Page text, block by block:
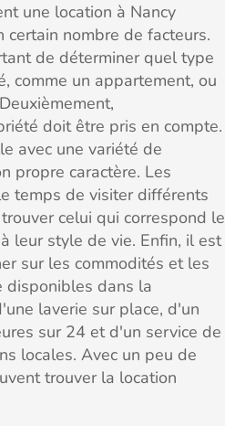
une location à Nancy
nombre de facteurs.
de déterminer quel type
comme un appartement, ou
doit être pris en compte.
avec une variété de
propre caractère. Les
temps de visiter différents
celui qui correspond le
leur style de vie. Enfin, il est
sur les commodités et les
disponibles dans la
laverie sur place, d'un
sur 24 et d'un service de
locales. Avec un peu de
trouver la location